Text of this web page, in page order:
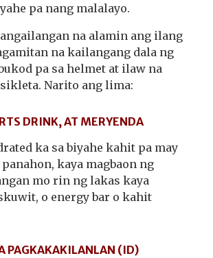
pa nang malalayo.
na alamin ang ilang
na kailangang dala ng
pa sa helmet at ilaw na
Narito ang lima:
DRINK, AT MERYENDA
ka sa biyahe kahit pa may
kaya magbaon ng
mo rin ng lakas kaya
o energy bar o kahit
PAGKAKAKILANLAN (ID)